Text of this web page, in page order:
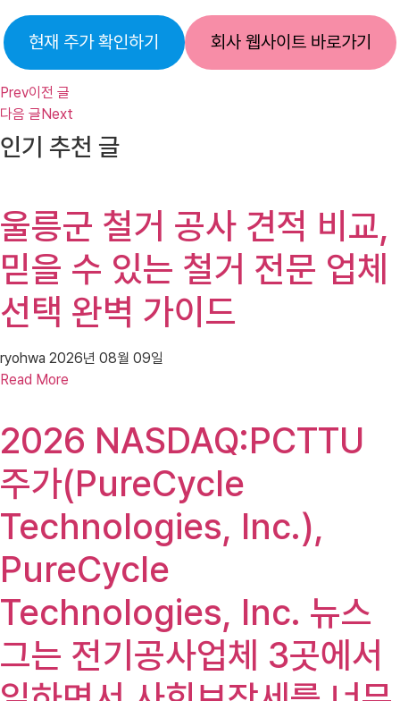
현재 주가 확인하기 회사 웹사이트 바로가기
Prev이전 글
다음 글Next
인기 추천 글
울릉군 철거 공사 견적 비교,
믿을 수 있는 철거 전문 업체
선택 완벽 가이드
ryohwa 2026년 08월 09일
Read More
2026 NASDAQ:PCTTU
주가(PureCycle
Technologies, Inc.),
PureCycle
Technologies, Inc. 뉴스
그는 전기공사업체 3곳에서